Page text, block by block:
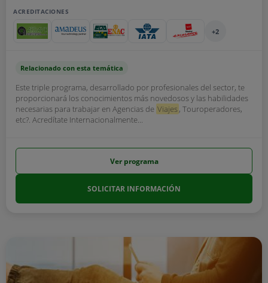
ACREDITACIONES
+2
Relacionado con esta temática
Este triple programa, desarrollado por profesionales del sector, te
proporcionará los conocimientos más novedosos y las habilidades
necesarias para trabajar en Agencias de Viajes, Touroperadores,
etc?. Acredítate Internacionalmente...
Ver programa
SOLICITAR INFORMACIÓN